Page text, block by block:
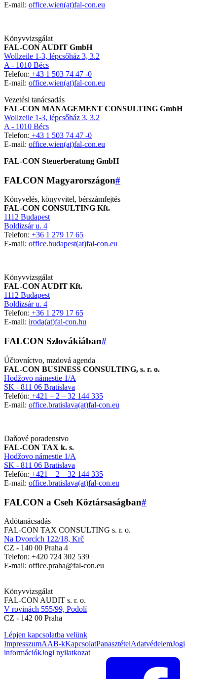
E-mail: office.wien(at)fal-con.eu
Könyvvizsgálat
FAL-CON AUDIT GmbH
Wollzeile 1-3, lépcsőház 3, 3.2
A - 1010 Bécs
Telefon: +43 1 503 74 47 -0
E-mail: office.wien(at)fal-con.eu
Vezetési tanácsadás
FAL-CON MANAGEMENT CONSULTING GmbH
Wollzeile 1-3, lépcsőház 3, 3.2
A - 1010 Bécs
Telefon: +43 1 503 74 47 -0
E-mail: office.wien(at)fal-con.eu
FAL-CON Steuerberatung GmbH
FALCON Magyarországon#
Könyvelés, könyvvitel, bérszámfejtés
FAL-CON CONSULTING Kft.
1112 Budapest
Boldizsár u. 4
Telefon: +36 1 279 17 65
E-mail: office.budapest(at)fal-con.eu
Könyvvizsgálat
FAL-CON AUDIT Kft.
1112 Budapest
Boldizsár u. 4
Telefon: +36 1 279 17 65
E-mail: iroda(at)fal-con.hu
FALCON Szlovákiában#
Účtovníctvo, mzdová agenda
FAL-CON BUSINESS CONSULTING, s. r. o.
Hodžovo námestie 1/A
SK - 811 06 Bratislava
Telefón: +421 – 2 – 32 144 335
E-mail: office.bratislava(at)fal-con.eu
Daňové poradenstvo
FAL-CON TAX k. s.
Hodžovo námestie 1/A
SK - 811 06 Bratislava
Telefón: +421 – 2 – 32 144 335
E-mail: office.bratislava(at)fal-con.eu
FALCON a Cseh Köztársaságban#
Adótanácsadás
FAL-CON TAX CONSULTING s. r. o.
Na Dvorcích 122/18, Krč
CZ - 140 00 Praha 4
Telefon: +420 724 302 539
E-mail: office.praha@fal-con.eu
Könyvvizsgálat
FAL-CON AUDIT s. r. o.
V rovinách 555/99, Podolí
CZ - 142 00 Praha
Lépjen kapcsolatba velünk
ImpresszumAAB-kKapcsolatPanasztételAdatvédelemJogi
információkJogi nyilatkozat